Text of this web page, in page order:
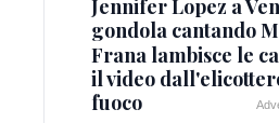
Jennifer Lopez a
gondola cantando
Frana lambisce le
il video
fuoco